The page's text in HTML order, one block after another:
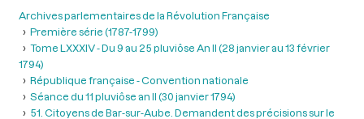
Archives parlementaires de la Révolution Française
Première série (1787-1799)
Tome LXXXIV - Du 9 au 25 pluviôse An II (28 janvier au 13 février
1794)
République française - Convention nationale
Séance du 11 pluviôse an II (30 janvier 1794)
51. Citoyens de Bar-sur-Aube. Demandent des précisions sur le